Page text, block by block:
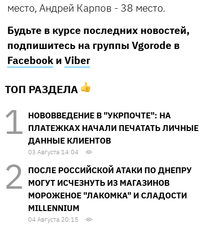
место, Андрей Карпов - 38 место.
Будьте в курсе последних новостей,
подпишитесь на группы Vgorode в
Facebook и Viber
ТОП РАЗДЕЛА
НОВОВВЕДЕНИЕ В "УКРПОЧТЕ": НА
ПЛАТЕЖКАХ НАЧАЛИ ПЕЧАТАТЬ ЛИЧНЫЕ
ДАННЫЕ КЛИЕНТОВ
03 Августа 14:04
ПОСЛЕ РОССИЙСКОЙ АТАКИ ПО ДНЕПРУ
МОГУТ ИСЧЕЗНУТЬ ИЗ МАГАЗИНОВ
МОРОЖЕНОЕ "ЛАКОМКА" И СЛАДОСТИ
MILLENNIUM
04 Августа 20:15